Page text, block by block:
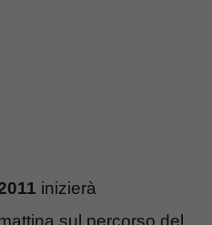
inizierà
sul percorso del